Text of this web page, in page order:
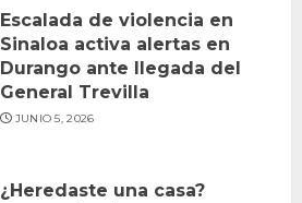
Escalada de violencia en
Sinaloa activa alertas en
Durango ante llegada del
General Trevilla
JUNIO 5, 2026
¿Heredaste una casa?